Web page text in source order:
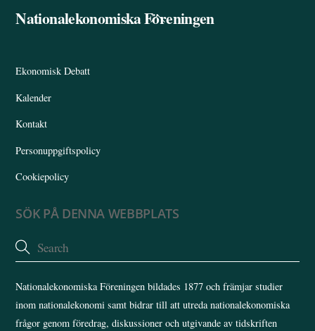
Back
Nationalekonomiska Föreningen
Ekonomisk Debatt
Kalender
Kontakt
Personuppgiftspolicy
Cookiepolicy
SÖK PÅ DENNA WEBBPLATS
Nationalekonomiska Föreningen bildades 1877 och främjar studier
inom nationalekonomi samt bidrar till att utreda nationalekonomiska
frågor genom föredrag, diskussioner och utgivande av tidskriften